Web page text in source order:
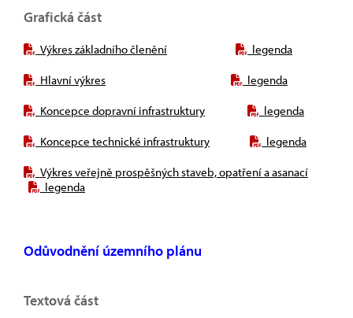
Grafická část
Výkres základního členění legenda
Hlavní výkres legenda
Koncepce dopravní infrastruktury legenda
Koncepce technické infrastruktury legenda
Výkres veřejně prospěšných staveb, opatření a asanací
legenda
Odůvodnění územního plánu
Textová část